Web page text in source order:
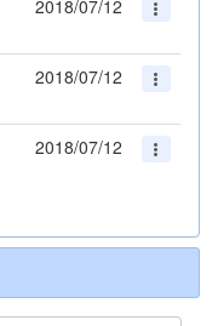
2018/07/12
2018/07/12
2018/07/12